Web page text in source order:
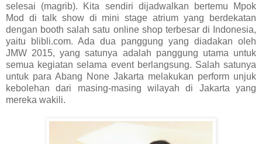
selesai (magrib). Kita sendiri dijadwalkan bertemu Mpok
Mod di talk show di mini stage atrium yang berdekatan
dengan booth salah satu online shop terbesar di Indonesia,
yaitu blibli.com. Ada dua panggung yang diadakan oleh
JMW 2015, yang satunya adalah panggung utama untuk
semua kegiatan selama event berlangsung. Salah satunya
untuk para Abang None Jakarta melakukan perform unjuk
kebolehan dari masing-masing wilayah di Jakarta yang
mereka wakili.